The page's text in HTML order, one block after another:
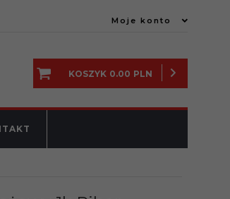
Moje konto
KOSZYK 0.00 PLN